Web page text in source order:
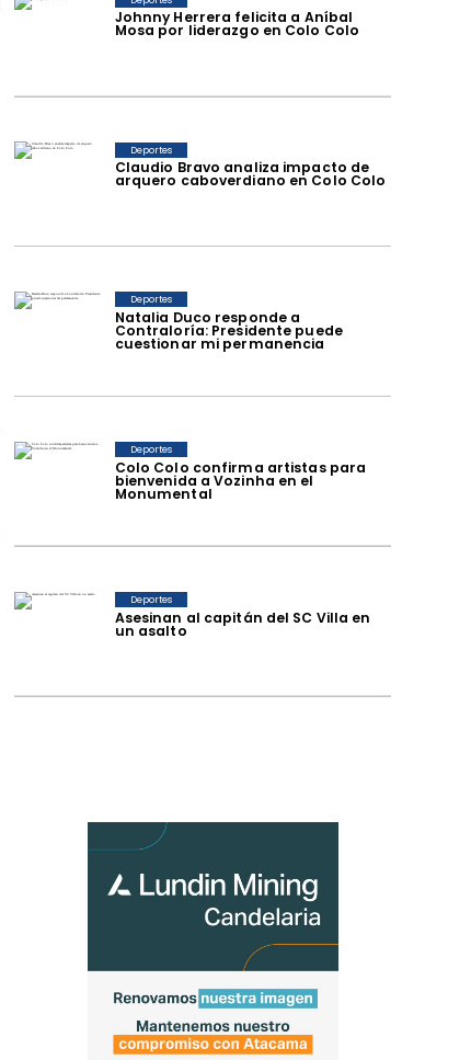
Johnny Herrera felicita a Aníbal
Mosa por liderazgo en Colo Colo
Claudio Bravo analiza impacto de
arquero caboverdiano en Colo Colo
Deportes
Natalia Duco responde a
Contraloría: Presidente puede
cuestionar mi permanencia
Deportes
Colo Colo confirma artistas para
bienvenida a Vozinha en el
Monumental
Deportes
Asesinan al capitán del SC Villa en
un asalto
Deportes